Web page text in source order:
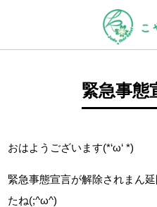
緊急事態
おはようございます(*‘ω‘ *)
緊急事態宣言が解除されまん
たね(;^ω^)